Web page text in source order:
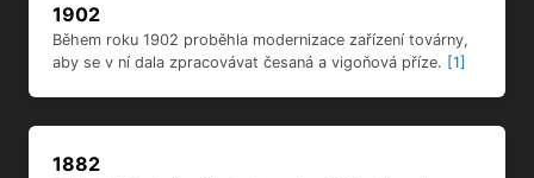
1902
Během roku 1902 proběhla modernizace zařízení továrny,
aby se v ní dala zpracovávat česaná a vigoňová příze. [1]
1882